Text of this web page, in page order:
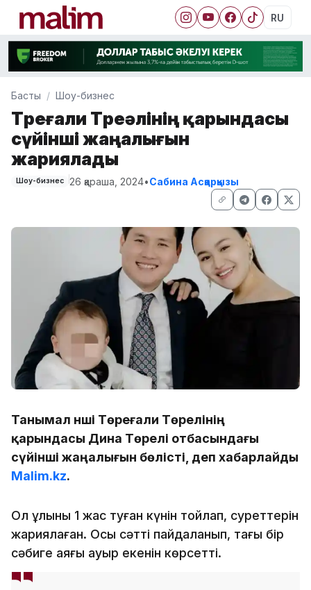
RU
Басты Шоу-бизнес
Төреғали Төреәлінің қарындасы
сүйінші жаңалығын
жариялады
Шоу-бизнес 26 қараша, 2024•Сабина Асқарқызы
Танымал әнші Төреғали Төреәлінің
қарындасы Дина Төреәлі отбасындағы
сүйінші жаңалығын бөлісті, деп хабарлайды
Malim.kz.
Ол ұлының 1 жас туған күнін тойлап, суреттерін
жариялаған. Осы сәтті пайдаланып, тағы бір
сәбиге аяғы ауыр екенін көрсетті.